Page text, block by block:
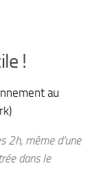
!
au
2h, même d’une
dans le